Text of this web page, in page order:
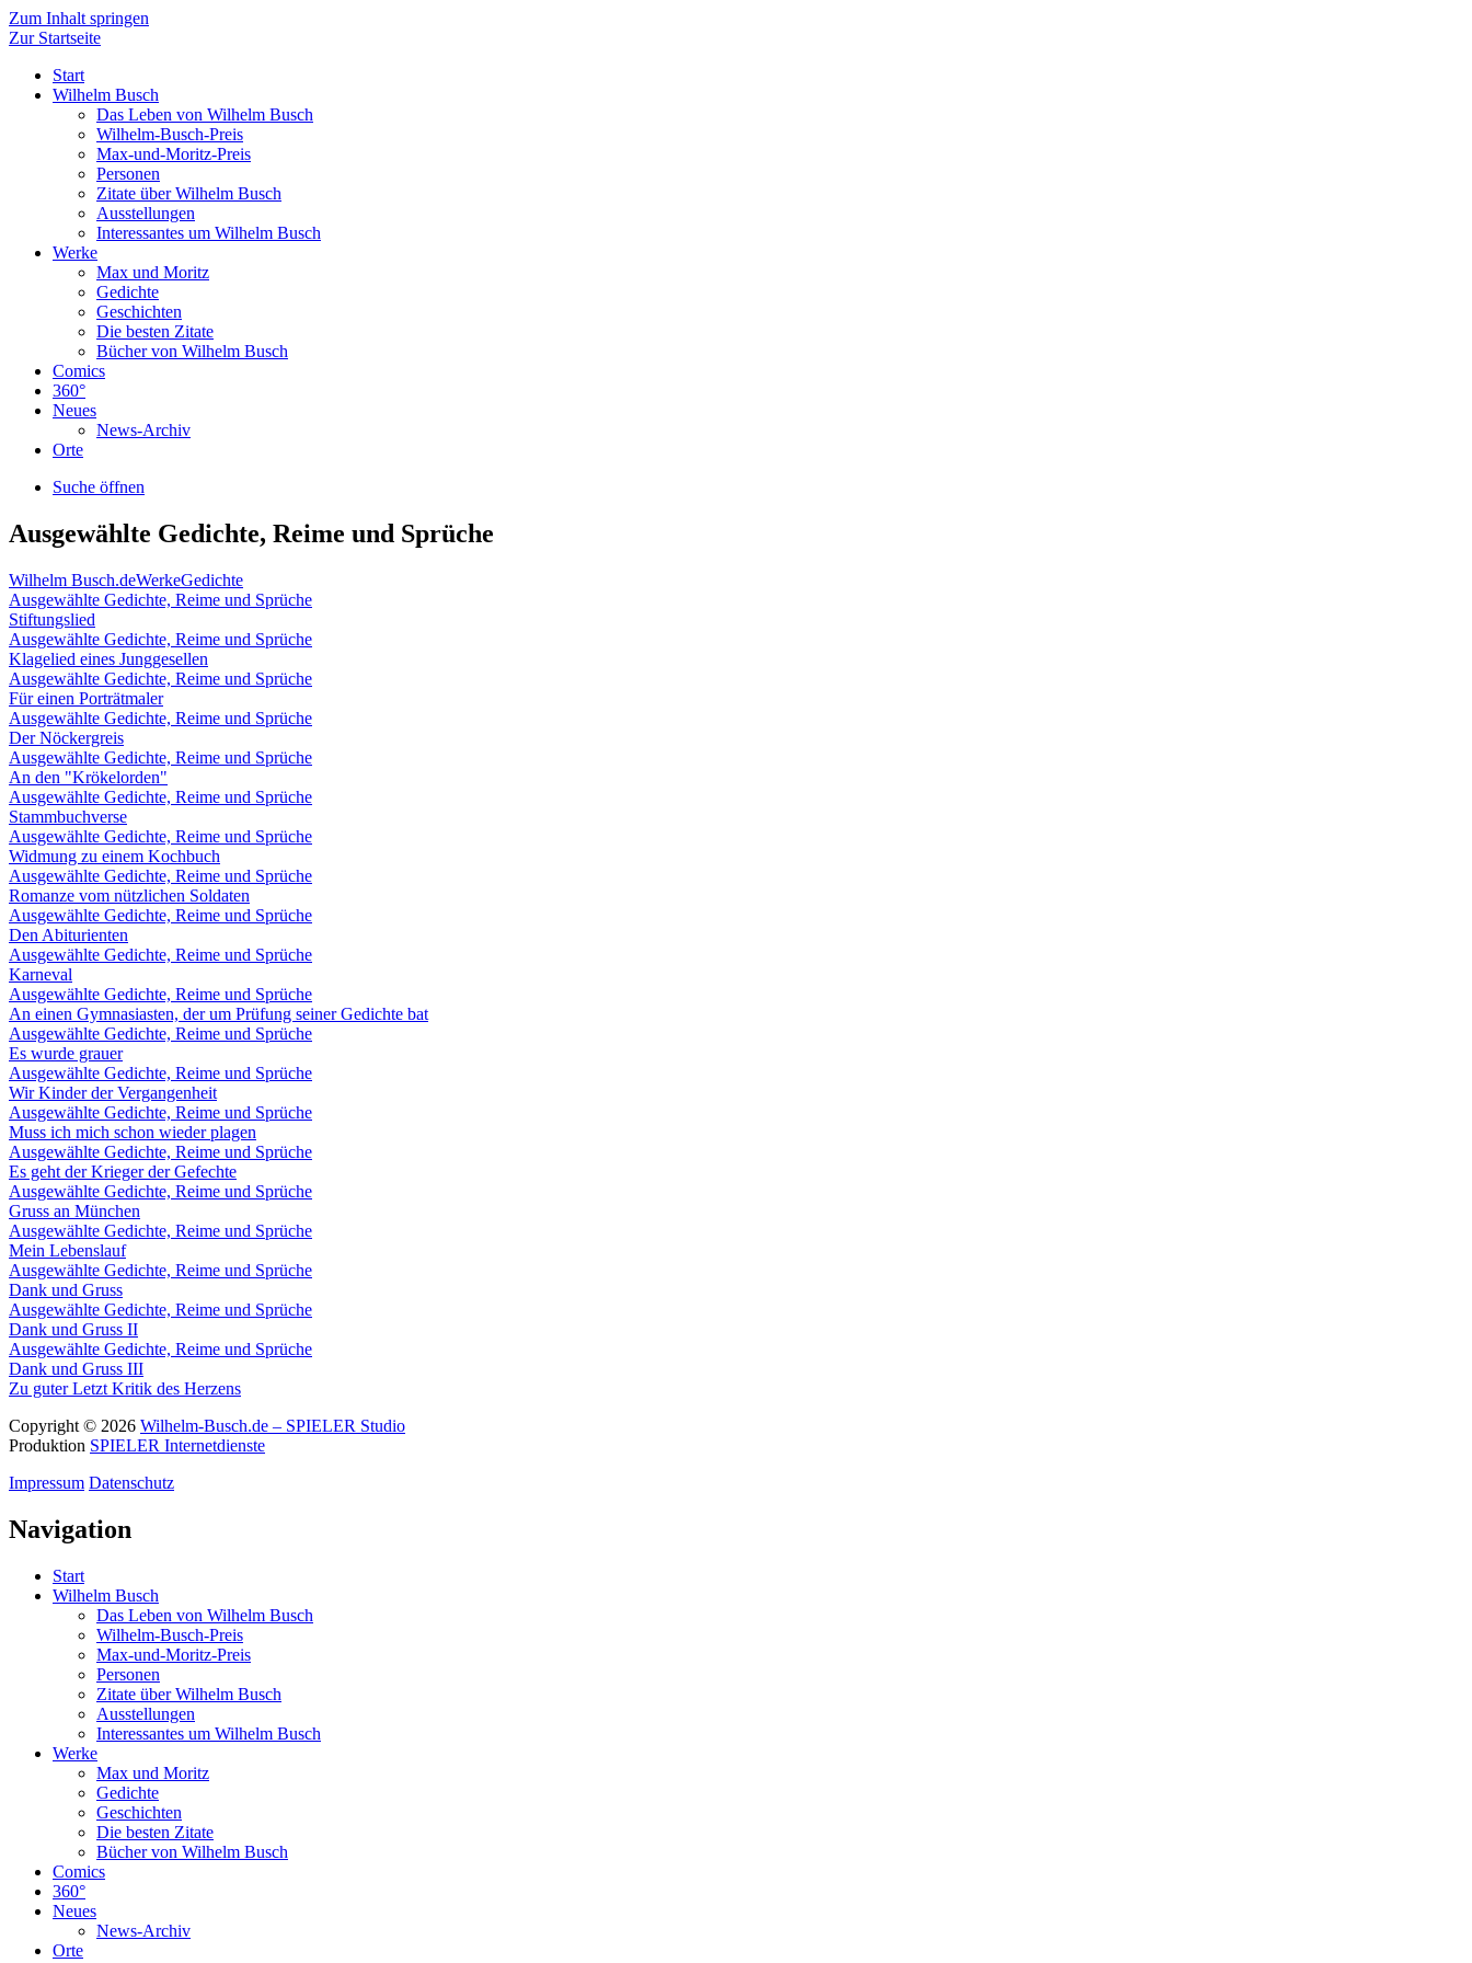
Zum Inhalt springen
Zur Startseite
Start
Wilhelm Busch
Das Leben von Wilhelm Busch
Wilhelm-Busch-Preis
Max-und-Moritz-Preis
Personen
Zitate über Wilhelm Busch
Ausstellungen
Interessantes um Wilhelm Busch
Werke
Max und Moritz
Gedichte
Geschichten
Die besten Zitate
Bücher von Wilhelm Busch
Comics
360°
Neues
News-Archiv
Orte
Suche öffnen
Ausgewählte Gedichte, Reime und Sprüche
Wilhelm Busch.deWerkeGedichte
Ausgewählte Gedichte, Reime und Sprüche
Stiftungslied
Ausgewählte Gedichte, Reime und Sprüche
Klagelied eines Junggesellen
Ausgewählte Gedichte, Reime und Sprüche
Für einen Porträtmaler
Ausgewählte Gedichte, Reime und Sprüche
Der Nöckergreis
Ausgewählte Gedichte, Reime und Sprüche
An den "Krökelorden"
Ausgewählte Gedichte, Reime und Sprüche
Stammbuchverse
Ausgewählte Gedichte, Reime und Sprüche
Widmung zu einem Kochbuch
Ausgewählte Gedichte, Reime und Sprüche
Romanze vom nützlichen Soldaten
Ausgewählte Gedichte, Reime und Sprüche
Den Abiturienten
Ausgewählte Gedichte, Reime und Sprüche
Karneval
Ausgewählte Gedichte, Reime und Sprüche
An einen Gymnasiasten, der um Prüfung seiner Gedichte bat
Ausgewählte Gedichte, Reime und Sprüche
Es wurde grauer
Ausgewählte Gedichte, Reime und Sprüche
Wir Kinder der Vergangenheit
Ausgewählte Gedichte, Reime und Sprüche
Muss ich mich schon wieder plagen
Ausgewählte Gedichte, Reime und Sprüche
Es geht der Krieger der Gefechte
Ausgewählte Gedichte, Reime und Sprüche
Gruss an München
Ausgewählte Gedichte, Reime und Sprüche
Mein Lebenslauf
Ausgewählte Gedichte, Reime und Sprüche
Dank und Gruss
Ausgewählte Gedichte, Reime und Sprüche
Dank und Gruss II
Ausgewählte Gedichte, Reime und Sprüche
Dank und Gruss III
Zu guter Letzt Kritik des Herzens
Copyright © 2026 Wilhelm-Busch.de – SPIELER Studio
Produktion SPIELER Internetdienste
Impressum Datenschutz
Navigation
Start
Wilhelm Busch
Das Leben von Wilhelm Busch
Wilhelm-Busch-Preis
Max-und-Moritz-Preis
Personen
Zitate über Wilhelm Busch
Ausstellungen
Interessantes um Wilhelm Busch
Werke
Max und Moritz
Gedichte
Geschichten
Die besten Zitate
Bücher von Wilhelm Busch
Comics
360°
Neues
News-Archiv
Orte